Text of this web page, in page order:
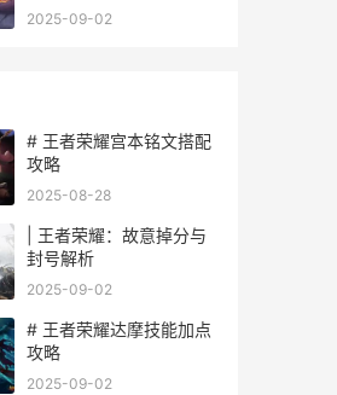
2025-09-02
# 王者荣耀宫本铭文搭配
攻略
2025-08-28
| 王者荣耀：故意掉分与
封号解析
2025-09-02
# 王者荣耀达摩技能加点
攻略
2025-09-02